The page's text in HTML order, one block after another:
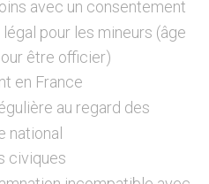
avec un consentement
pour les mineurs (âge
être officier)
en France
au regard des
national
civiques